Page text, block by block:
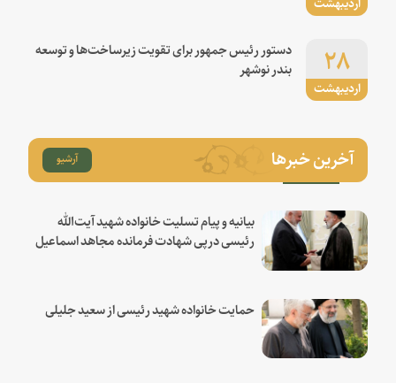
اردیبهشت
۲۸
دستور رئیس جمهور برای تقویت زیرساخت‌ها و توسعه
بندر نوشهر
آخرین خبرها آرشیو
بیانیه و پیام تسلیت خانواده شهید آیت‌الله
رئیسی درپی شهادت فرمانده مجاهد اسماعیل
حمایت خانواده شهید رئیسی از سعید جلیلی